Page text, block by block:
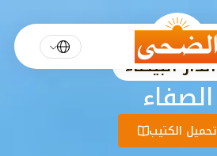
الدار البيضاء
الصفاء
تحميل الكتيب